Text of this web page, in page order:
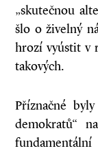
„skutečnou
šlo o živelný
hrozí vyústit v
takových.
Příznačné
demokratů“